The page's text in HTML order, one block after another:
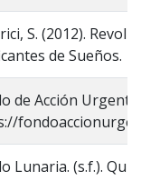
S. (2012).
de Sueños.
de Acción
Lunaria. (s.f.).